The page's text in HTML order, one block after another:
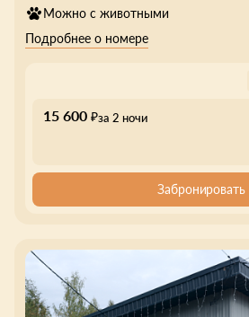
Можно с животными
Подробнее о номере
15 600 ₽за 2 ночи
Забронировать